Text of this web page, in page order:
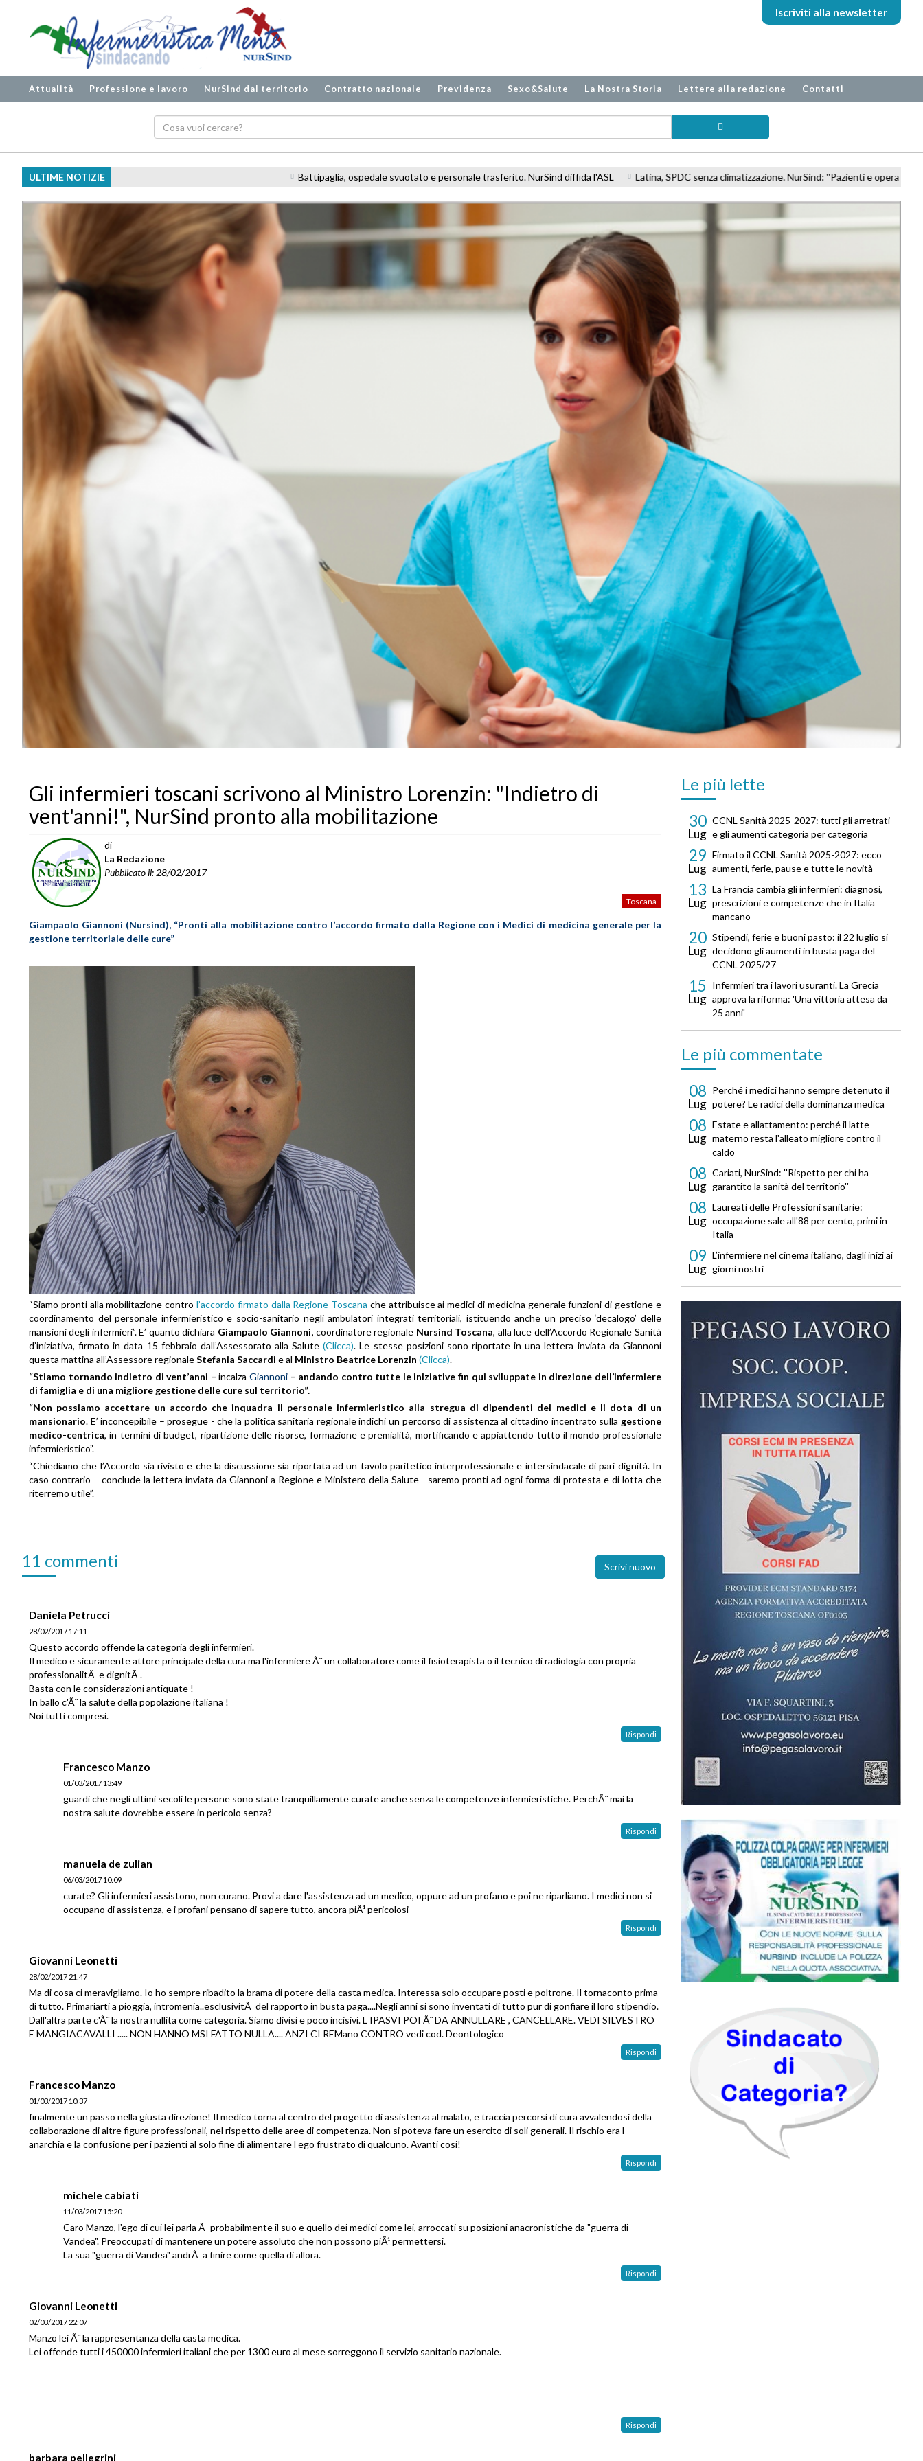
Iscriviti alla newsletter
Attualità Professione e lavoro NurSind dal territorio Contratto nazionale Previdenza Sexo&Salute La Nostra Storia Lettere alla redazione Contatti
ULTIME NOTIZIE Battipaglia, ospedale svuotato e personale trasferito. NurSind diffida l'ASL Latina, SPDC senza climatizzazione. NurSind: ''Pazienti e operatori a rischio'' Casa di Cura Villa
Gli infermieri toscani scrivono al Ministro Lorenzin: "Indietro di
vent'anni!", NurSind pronto alla mobilitazione
di
La Redazione
Pubblicato il: 28/02/2017
Toscana
Giampaolo Giannoni (Nursind), “Pronti alla mobilitazione contro l’accordo firmato dalla Regione con i Medici di medicina generale per la
gestione territoriale delle cure”
“Siamo pronti alla mobilitazione contro l’accordo firmato dalla Regione Toscana che attribuisce ai medici di medicina generale funzioni di gestione e
coordinamento del personale infermieristico e socio-sanitario negli ambulatori integrati territoriali, istituendo anche un preciso ‘decalogo’ delle
mansioni degli infermieri”. E’ quanto dichiara Giampaolo Giannoni, coordinatore regionale Nursind Toscana, alla luce dell’Accordo Regionale Sanità
d’iniziativa, firmato in data 15 febbraio dall’Assessorato alla Salute(Clicca). Le stesse posizioni sono riportate in una lettera inviata da Giannoni
questa mattina all’Assessore regionaleStefania Saccardi e al Ministro Beatrice Lorenzin (Clicca).
“Stiamo tornando indietro di vent’anni –incalza Giannoni – andando contro tutte le iniziative fin qui sviluppate in direzione dell’infermiere
di famiglia e di una migliore gestione delle cure sul territorio”.
“Non possiamo accettare un accordo che inquadra il personale infermieristico alla stregua di dipendenti dei medici e li dota di un
mansionario. E’ inconcepibile – prosegue - che la politica sanitaria regionale indichi un percorso di assistenza al cittadino incentrato sulla gestione
medico-centrica, in termini di budget, ripartizione delle risorse, formazione e premialità, mortificando e appiattendo tutto il mondo professionale
infermieristico”.
“Chiediamo che l’Accordo sia rivisto e che la discussione sia riportata ad un tavolo paritetico interprofessionale e intersindacale di pari dignità. In
caso contrario – conclude la lettera inviata da Giannoni a Regione e Ministero della Salute - saremo pronti ad ogni forma di protesta e di lotta che
riterremo utile”.
11 commenti Scrivi nuovo
Daniela Petrucci
28/02/2017 17:11
Questo accordo offende la categoria degli infermieri.
Il medico e sicuramente attore principale della cura ma l'infermiere Ã¨ un collaboratore come il fisioterapista o il tecnico di radiologia con propria
professionalitÃ e dignitÃ .
Basta con le considerazioni antiquate !
In ballo c'Ã¨ la salute della popolazione italiana !
Noi tutti compresi.
Rispondi
Francesco Manzo
01/03/2017 13:49
guardi che negli ultimi secoli le persone sono state tranquillamente curate anche senza le competenze infermieristiche. PerchÃ¨ mai la
nostra salute dovrebbe essere in pericolo senza?
Rispondi
manuela de zulian
06/03/2017 10:09
curate? Gli infermieri assistono, non curano. Provi a dare l'assistenza ad un medico, oppure ad un profano e poi ne riparliamo. I medici non si
occupano di assistenza, e i profani pensano di sapere tutto, ancora piÃ¹ pericolosi
Rispondi
Giovanni Leonetti
28/02/2017 21:47
Ma di cosa ci meravigliamo. Io ho sempre ribadito la brama di potere della casta medica. Interessa solo occupare posti e poltrone. Il tornaconto prima
di tutto. Primariarti a pioggia, intromenia..esclusivitÃ del rapporto in busta paga....Negli anni si sono inventati di tutto pur di gonfiare il loro stipendio.
Dall'altra parte c'Ã¨ la nostra nullita come categoria. Siamo divisi e poco incisivi. L IPASVI POI Ãˆ DA ANNULLARE , CANCELLARE. VEDI SILVESTRO
E MANGIACAVALLI ..... NON HANNO MSI FATTO NULLA.... ANZI CI REMano CONTRO vedi cod. Deontologico
Rispondi
Francesco Manzo
01/03/2017 10:37
finalmente un passo nella giusta direzione! Il medico torna al centro del progetto di assistenza al malato, e traccia percorsi di cura avvalendosi della
collaborazione di altre figure professionali, nel rispetto delle aree di competenza. Non si poteva fare un esercito di soli generali. Il rischio era l
anarchia e la confusione per i pazienti al solo fine di alimentare l ego frustrato di qualcuno. Avanti cosi!
Rispondi
michele cabiati
11/03/2017 15:20
Caro Manzo, l'ego di cui lei parla Ã¨ probabilmente il suo e quello dei medici come lei, arroccati su posizioni anacronistiche da "guerra di
Vandea". Preoccupati di mantenere un potere assoluto che non possono piÃ¹ permettersi.
La sua "guerra di Vandea" andrÃ a finire come quella di allora.
Rispondi
Giovanni Leonetti
02/03/2017 22:07
Manzo lei Ã¨ la rappresentanza della casta medica.
Lei offende tutti i 450000 infermieri italiani che per 1300 euro al mese sorreggono il servizio sanitario nazionale.
Rispondi
barbara pellegrini
Le più lette
30
Lug
CCNL Sanità 2025-2027: tutti gli arretrati
e gli aumenti categoria per categoria
29
Lug
Firmato il CCNL Sanità 2025-2027: ecco
aumenti, ferie, pause e tutte le novità
13
Lug
La Francia cambia gli infermieri: diagnosi,
prescrizioni e competenze che in Italia
mancano
20
Lug
Stipendi, ferie e buoni pasto: il 22 luglio si
decidono gli aumenti in busta paga del
CCNL 2025/27
15
Lug
Infermieri tra i lavori usuranti. La Grecia
approva la riforma: 'Una vittoria attesa da
25 anni'
Le più commentate
08
Lug
Perché i medici hanno sempre detenuto il
potere? Le radici della dominanza medica
08
Lug
Estate e allattamento: perché il latte
materno resta l'alleato migliore contro il
caldo
08
Lug
Cariati, NurSind: ''Rispetto per chi ha
garantito la sanità del territorio''
08
Lug
Laureati delle Professioni sanitarie:
occupazione sale all'88 per cento, primi in
Italia
09
Lug
L’infermiere nel cinema italiano, dagli inizi ai
giorni nostri